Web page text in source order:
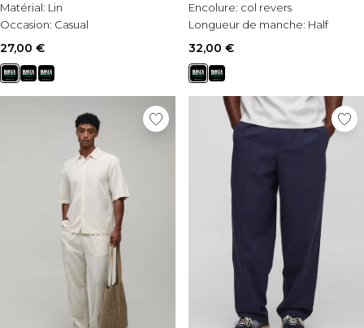
Matérial: Lin
Occasion: Casual
27,00 €
Encolure: col revers
Longueur de manche: Half
Sleeve
32,00 €